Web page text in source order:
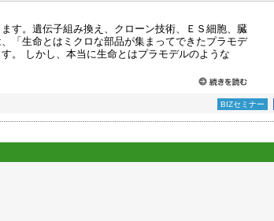
す。遺伝子組み換え、クローン技術、ＥＳ細胞、臓
「生命とはミクロな部品が集まってできたプラモデ
。 しかし、本当に生命とはプラモデルのような
BIZセミナー